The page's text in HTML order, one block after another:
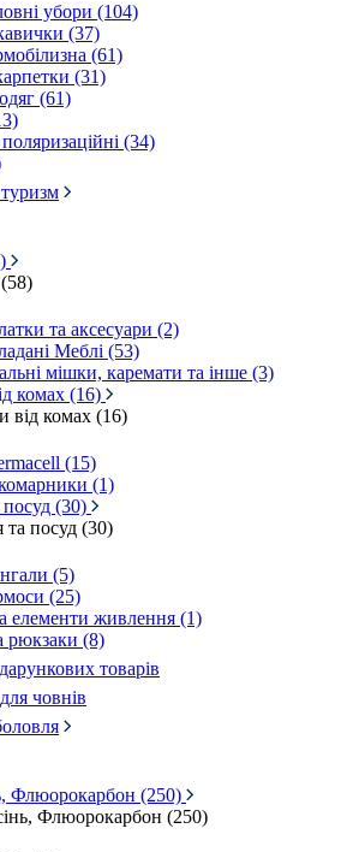
убори (104)
(37)
(61)
(31)
(61)
(34)
та аксесуари (2)
Меблі (53)
мішки, каремати та інше (3)
комах (16)
від комах (16)
(15)
(1)
(30)
та посуд (30)
(5)
(25)
елементи живлення (1)
рюкзаки (8)
товарів
човнів
Флюорокарбон (250)
Флюорокарбон (250)